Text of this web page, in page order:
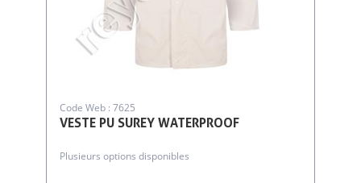
VESTE PU SUREY WATERPROOF
Code Web : 7625
Plusieurs options disponibles